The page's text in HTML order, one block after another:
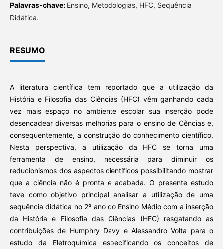
Palavras-chave: Ensino, Metodologias, HFC, Sequência
Didática.
RESUMO
A literatura científica tem reportado que a utilização da
História e Filosofia das Ciências (HFC) vêm ganhando cada
vez mais espaço no ambiente escolar sua inserção pode
desencadear diversas melhorias para o ensino de Cências e,
consequentemente, a construção do conhecimento científico.
Nesta perspectiva, a utilização da HFC se torna uma
ferramenta de ensino, necessária para diminuir os
reducionismos dos aspectos científicos possibilitando mostrar
que a ciência não é pronta e acabada. O presente estudo
teve como objetivo principal analisar a utilização de uma
sequência didática no 2º ano do Ensino Médio com a inserção
da História e Filosofia das Ciências (HFC) resgatando as
contribuições de Humphry Davy e Alessandro Volta para o
estudo da Eletroquímica especificando os conceitos de